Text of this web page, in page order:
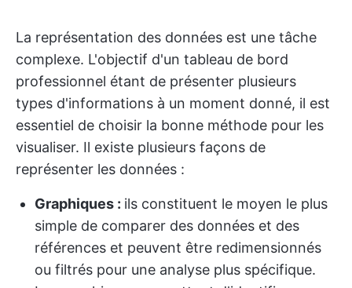
La représentation des données est une tâche
complexe. L'objectif d'un tableau de bord
professionnel étant de présenter plusieurs
types d'informations à un moment donné, il est
essentiel de choisir la bonne méthode pour les
visualiser. Il existe plusieurs façons de
représenter les données :
Graphiques : ils constituent le moyen le plus
simple de comparer des données et des
références et peuvent être redimensionnés
ou filtrés pour une analyse plus spécifique.